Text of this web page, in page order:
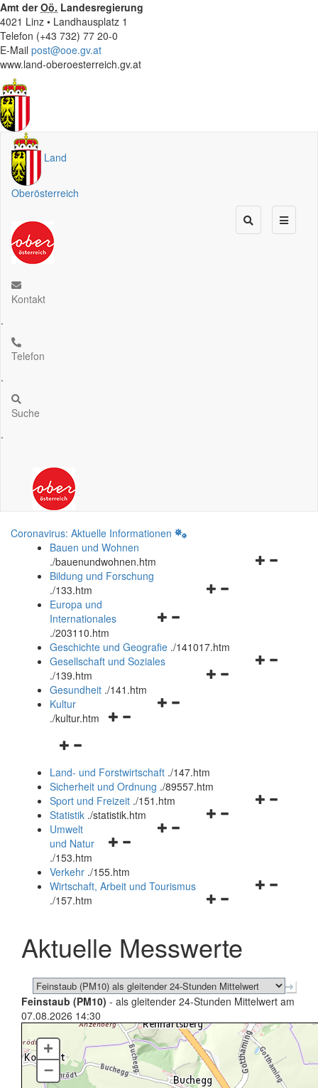
Amt derOö. Landesregierung
4021 Linz • Landhausplatz 1
Telefon (+43 732) 77 20-0
E-Mail post@ooe.gv.at
www.land-oberoesterreich.gv.at
Land
Oberösterreich
Kontakt
.
Telefon
.
Suche
.
Coronavirus: Aktuelle Informationen
Bauen und Wohnen
./bauenundwohnen.htm
Navigationsmenü
Bildung und Forschung
./133.htm
Navigationsmenü
und
schließen
Europa und
Internationales
./203110.htm
Geschichte und Geografie ./141017.htm
Navigationsmenü
Gesellschaft und Soziales
./139.htm
Navigationsmenü
Gesundheit ./141.htm
Navigationsmenü
Kultur
./kultur.htm
Navigationsmenü
und
schließen
Land- und Forstwirtschaft ./147.htm
Sicherheit und Ordnung ./89557.htm
Navigationsmenü
Sport und Freizeit ./151.htm
Navigationsmenü
Statistik ./statistik.htm
Navigationsmenü
und
schließen
Umwelt
und Natur
./153.htm
Verkehr ./155.htm
Navigationsmenü
schließen
Wirtschaft, Arbeit und Tourismus
./157.htm
Aktuelle Messwerte
Feinstaub (PM10) - als gleitender 24-Stunden Mittelwert am
07.08.2026 14:30
+
–